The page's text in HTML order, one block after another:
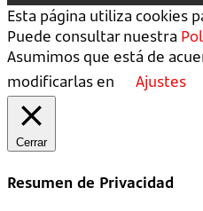
Esta página utiliza cookies
Puede consultar nuestra
Asumimos que está de
modificarlas en
Ajustes
Cerrar
Resumen de Privacidad